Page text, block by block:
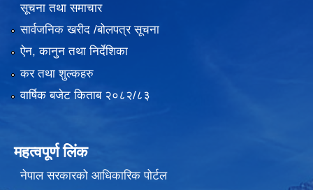
सूचना तथा समाचार
सार्वजनिक खरीद /बोलपत्र सूचना
ऐन, कानुन तथा निर्देशिका
कर तथा शुल्कहरु
वार्षिक बजेट किताब २०८२/८३
महत्वपूर्ण लिंक
नेपाल सरकारको आधिकारिक पोर्टल